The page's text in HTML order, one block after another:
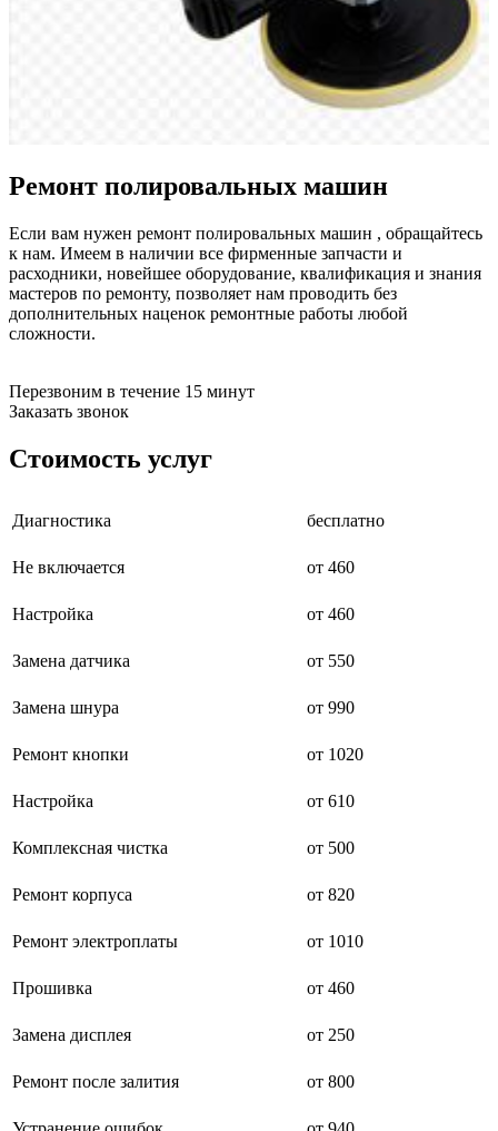
автотрансформаторов
бактерицидной лампы
бензорезов
беспроводных систем мониторинга
беспроводных систем презентаций
бетоноломов
бетономешалок
безменов
блинниц
блоков автоматики насосов
блоков охлаждения
бойлеров
брошюраторов
бутербродниц
cd ресиверов
чаеварок
чиллеров
дарсонвалей
датчиков протечки
депиляторов
держателей с беспроводной зарядкой
дестратификаторов
Ремонт полировальных машин
Если вам нужен ремонт полировальных машин , обращайтесь
к нам. Имеем в наличии все фирменные запчасти и
расходники, новейшее оборудование, квалификация и знания
мастеров по ремонту, позволяет нам проводить без
дополнительных наценок ремонтные работы любой
сложности.
Перезвоним в течение 15 минут
Заказать звонок
Стоимость услуг
Диагностика бесплатно
Не включается от 460
Настройка от 460
Замена датчика от 550
Замена шнура от 990
Ремонт кнопки от 1020
Настройка от 610
Комплексная чистка от 500
Ремонт корпуса от 820
Ремонт электроплаты от 1010
Прошивка от 460
Замена дисплея от 250
Ремонт после залития от 800